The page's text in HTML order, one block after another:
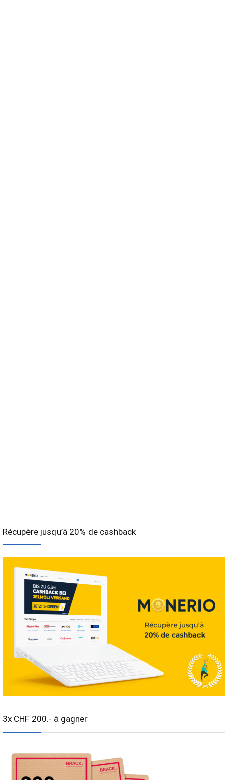
Récupère jusqu’à 20% de cashback
3x CHF 200.- à gagner